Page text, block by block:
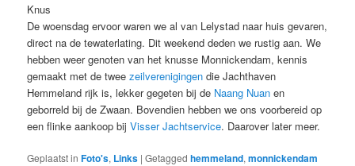
Knus
De woensdag ervoor waren we al van Lelystad naar huis gevaren,
direct na de tewaterlating. Dit weekend deden we rustig aan. We
hebben weer genoten van het knusse Monnickendam, kennis
gemaakt met de tweezeilverenigingen die Jachthaven
Hemmeland rijk is, lekker gegeten bij de Naang Nuan en
geborreld bij de Zwaan. Bovendien hebben we ons voorbereid op
een flinke aankoop bijVisser Jachtservice. Daarover later meer.
Geplaatst in Foto's, Links |Getagged hemmeland,monnickendam